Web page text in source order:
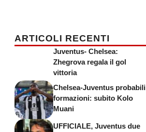
ARTICOLI RECENTI
Juventus- Chelsea:
Zhegrova regala il gol
vittoria
Chelsea-Juventus probabili
formazioni: subito Kolo
Muani
UFFICIALE, Juventus due